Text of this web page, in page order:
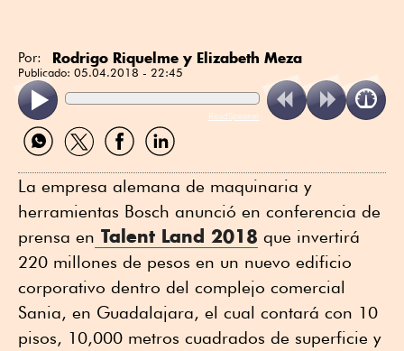
Por: Rodrigo Riquelme y Elizabeth Meza
Publicado: 05.04.2018 - 22:45
ReadSpeaker
Compartir
por
Compartir
por
Compartir
por
Compartir
por
La empresa alemana de maquinaria y
herramientas Bosch anunció en conferencia de
prensa en Talent Land 2018 que invertirá
220 millones de pesos en un nuevo edificio
corporativo dentro del complejo comercial
Sania, en Guadalajara, el cual contará con 10
pisos, 10,000 metros cuadrados de superficie y